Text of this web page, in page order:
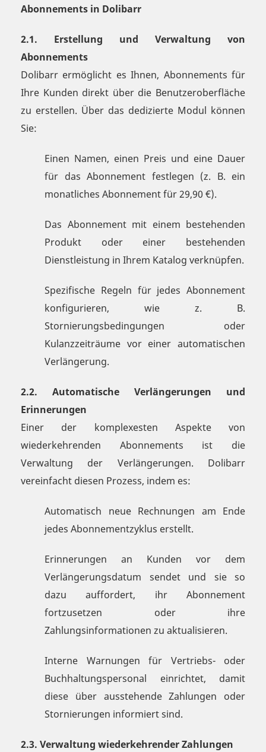
Abonnements in Dolibarr
2.1. Erstellung und Verwaltung von
Abonnements
Dolibarr ermöglicht es Ihnen, Abonnements für
Ihre Kunden direkt über die Benutzeroberfläche
zu erstellen. Über das dedizierte Modul können
Sie:
Einen Namen, einen Preis und eine Dauer
für das Abonnement festlegen (z. B. ein
monatliches Abonnement für 29,90 €).
Das Abonnement mit einem bestehenden
Produkt oder einer bestehenden
Dienstleistung in Ihrem Katalog verknüpfen.
Spezifische Regeln für jedes Abonnement
konfigurieren, wie z. B.
Stornierungsbedingungen oder
Kulanzzeiträume vor einer automatischen
Verlängerung.
2.2. Automatische Verlängerungen und
Erinnerungen
Einer der komplexesten Aspekte von
wiederkehrenden Abonnements ist die
Verwaltung der Verlängerungen. Dolibarr
vereinfacht diesen Prozess, indem es:
Automatisch neue Rechnungen am Ende
jedes Abonnementzyklus erstellt.
Erinnerungen an Kunden vor dem
Verlängerungsdatum sendet und sie so
dazu auffordert, ihr Abonnement
fortzusetzen oder ihre
Zahlungsinformationen zu aktualisieren.
Interne Warnungen für Vertriebs- oder
Buchhaltungspersonal einrichtet, damit
diese über ausstehende Zahlungen oder
Stornierungen informiert sind.
2.3. Verwaltung wiederkehrender Zahlungen